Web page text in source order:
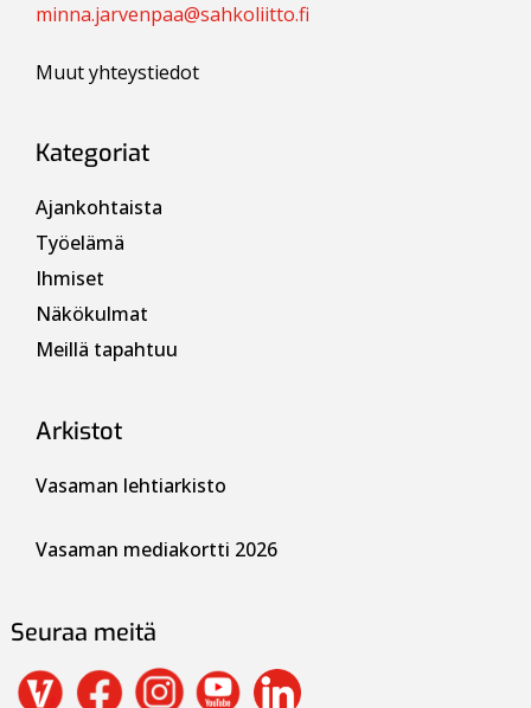
minna.jarvenpaa@sahkoliitto.fi
Muut yhteystiedot
Kategoriat
Ajankohtaista
Työelämä
Ihmiset
Näkökulmat
Meillä tapahtuu
Arkistot
Vasaman lehtiarkisto
Vasaman mediakortti 2026
Seuraa meitä